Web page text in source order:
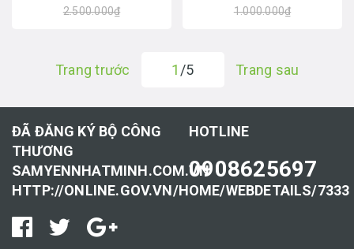
2.500.000₫ 1.000.000₫
Trang trước 1 /5 Trang sau
ĐÃ ĐĂNG KÝ BỘ CÔNG
THƯƠNG
SAMYENNHATMINH.COM.VN
HTTP://ONLINE.GOV.VN/HOME/WEBDETAILS/7333
HOTLINE
0908625697